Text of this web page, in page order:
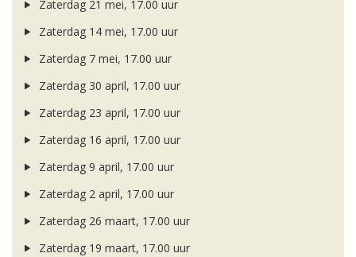
Zaterdag 21 mei, 17.00 uur
Zaterdag 14 mei, 17.00 uur
Zaterdag 7 mei, 17.00 uur
Zaterdag 30 april, 17.00 uur
Zaterdag 23 april, 17.00 uur
Zaterdag 16 april, 17.00 uur
Zaterdag 9 april, 17.00 uur
Zaterdag 2 april, 17.00 uur
Zaterdag 26 maart, 17.00 uur
Zaterdag 19 maart, 17.00 uur